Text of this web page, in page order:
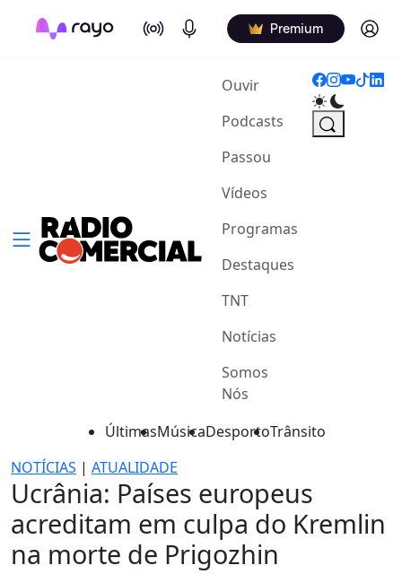
On Air Podcasts Premium Log in
Ouvir(current)
Podcasts
Passou
Vídeos
Programas
Destaques
TNT
Notícias
Somos
Nós
ÚltimasMúsicaDesportoTrânsito
NOTÍCIAS | ATUALIDADE
Ucrânia: Países europeus
acreditam em culpa do Kremlin
na morte de Prigozhin